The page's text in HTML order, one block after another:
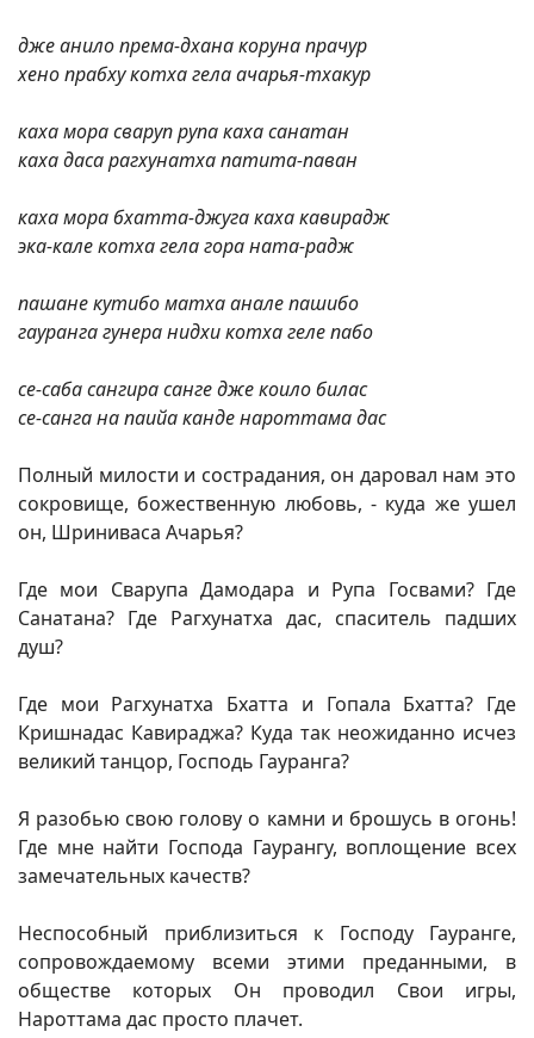
дже анило према-дхана коруна прачур
хено прабху котха гела ачарья-тхакур
каха мора сваруп рупа каха санатан
каха даса рагхунатха патита-паван
каха мора бхатта-джуга каха кавирадж
эка-кале котха гела гора ната-радж
пашане кутибо матха анале пашибо
гауранга гунера нидхи котха геле пабо
се-саба сангира санге дже коило билас
се-санга на паийа канде нароттама дас
Полный милости и сострадания, он даровал нам это
сокровище, божественную любовь, - куда же ушел
он, Шриниваса Ачарья?
Где мои Сварупа Дамодара и Рупа Госвами? Где
Санатана? Где Рагхунатха дас, спаситель падших
душ?
Где мои Рагхунатха Бхатта и Гопала Бхатта? Где
Кришнадас Кавираджа? Куда так неожиданно исчез
великий танцор, Господь Гауранга?
Я разобью свою голову о камни и брошусь в огонь!
Где мне найти Господа Гаурангу, воплощение всех
замечательных качеств?
Неспособный приблизиться к Господу Гауранге,
сопровождаемому всеми этими преданными, в
обществе которых Он проводил Свои игры,
Нароттама дас просто плачет.